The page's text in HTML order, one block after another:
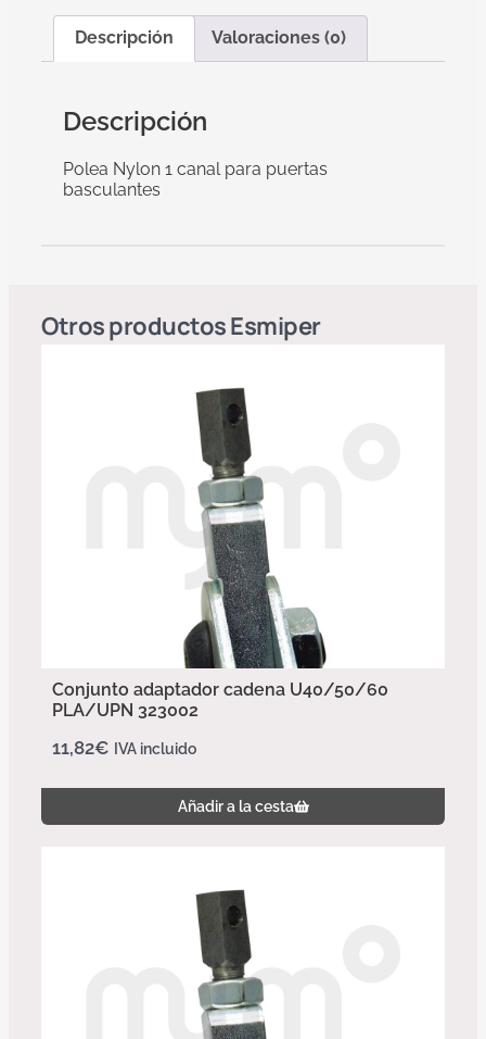
Descripción Valoraciones (0)
Descripción
Polea Nylon 1 canal para puertas
basculantes
Otros productosEsmiper
Conjunto adaptador cadena U40/50/60
PLA/UPN 323002
11,82€ IVA incluido
Añadir a la cesta